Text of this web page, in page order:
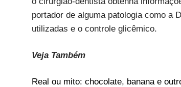
portador de alguma patologia como a
utilizadas e o controle glicêmico.
Veja Também
Real ou mito: chocolate, banana e